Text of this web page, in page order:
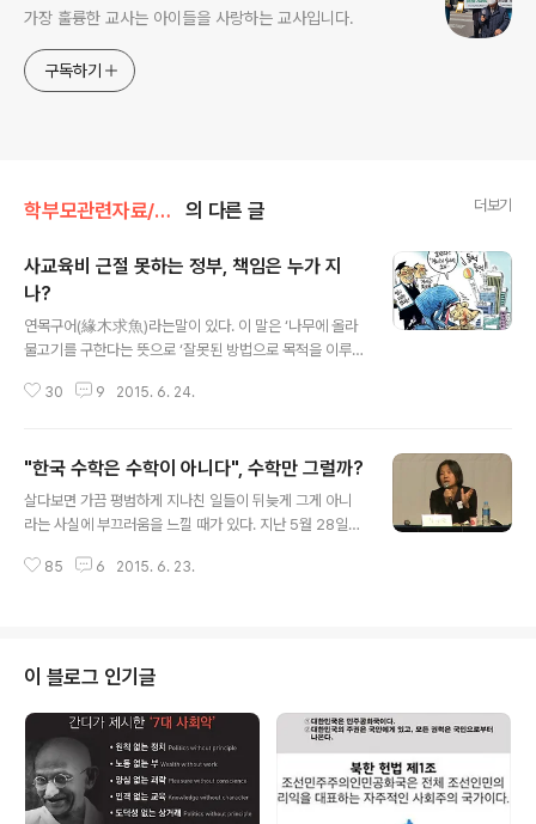
가장 훌륭한 교사는 아이들을 사랑하는 교사입니다.
구독하기
학부모관련자료/사교육 의 다른 글 더보기
사교육비 근절 못하는 정부, 책임은 누가 지
나?
연목구어(緣木求魚)라는말이 있다. 이 말은 ‘나무에 올라
물고기를 구한다는 뜻으로 ‘잘못된 방법으로 목적을 이루
할 때 연목구어라는 말을 한다. 선행학습을 비롯한 사교육
까? 근절은커녕 갈수록 사교육비부담은 늘어 나고 학부모
들은 자녀들 사교육비부담으로 허리띠를 졸라 매야 하는
싱정이다. ‘초·중·고 20개 학교 학생 1219명(초등학생 4
한 ‘대전 학생 가정·학교생활 실태조사’ 결과를 보면 초등
30 9 2015. 6. 24.
"한국 수학은 수학이 아니다", 수학만 그럴까?
살다보면 가끔 평범하게 지나친 일들이 뒤늦게 그게 아니
라는 사실에 부끄러움을 느낄 때가 있다. 지난 5월 28일
비교 컨퍼런스’에서 언론인 서화숙씨의 토론을 보면서 그
뜻을 알았습니다. 즉, 괄호 안에 있는 x의 숫자가 달라지는
것에 따라서 f 값이 달라지는 것을 f(x)라고 표현을 하는 것
이더군요. 제가 그것을 그제서야 발견하고 정말 전율을 느
꼈습니다. 그러면서 왜 내가 고등학교 다닐 때 선생님들이
이것을 안 가르쳐 주셨을까? 그런 생각을 했습니다.” 함수
란 F..
85 6 2015. 6. 23.
이 블로그 인기글